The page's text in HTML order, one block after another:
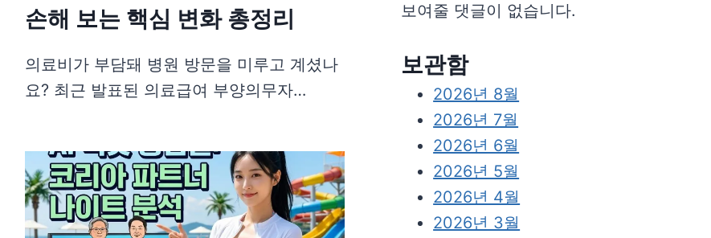
손해 보는 핵심 변화 총정리
의료비가 부담돼 병원 방문을 미루고 계셨나
요? 최근 발표된 의료급여 부양의무자…
보여줄 댓글이 없습니다.
보관함
2026년 8월
2026년 7월
2026년 6월
2026년 5월
2026년 4월
2026년 3월